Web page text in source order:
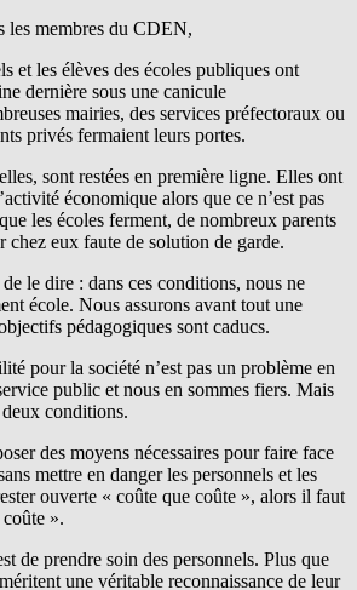
les membres du CDEN,
et les élèves des écoles publiques ont
dernière sous une canicule
mairies, des services préfectoraux ou
privés fermaient leurs portes.
sont restées en première ligne. Elles ont
économique alors que ce n’est pas
les écoles ferment, de nombreux parents
chez eux faute de solution de garde.
le dire : dans ces conditions, nous ne
école. Nous assurons avant tout une
pédagogiques sont caducs.
pour la société n’est pas un problème en
public et nous en sommes fiers. Mais
conditions.
des moyens nécessaires pour faire face
mettre en danger les personnels et les
ouverte « coûte que coûte », alors il faut
».
de prendre soin des personnels. Plus que
une véritable reconnaissance de leur